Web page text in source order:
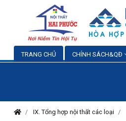
TRANG CHỦ CHÍNH SÁCH&QĐ
IX. Tổng hợp nội thất các loại